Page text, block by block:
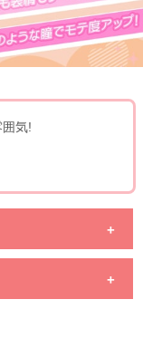
気!